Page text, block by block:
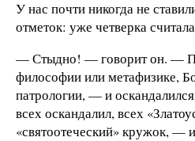
У нас почти никогда не
отметок: уже четверка
— Стыдно! — говорит он. —
философии или метафизике,
патрологии, — и
всех оскандалил, всех
«святоотеческий» кружок, —